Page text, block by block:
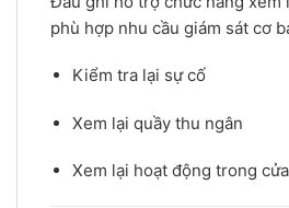
phù hợp nhu cầu giám sát cơ
Kiểm tra lại sự cố
Xem lại quầy thu ngân
Xem lại hoạt động trong